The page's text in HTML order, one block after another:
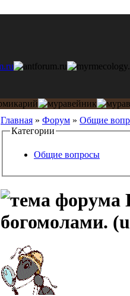
Главная » Форум » Общие
Категории
Общие вопросы
богомолами.